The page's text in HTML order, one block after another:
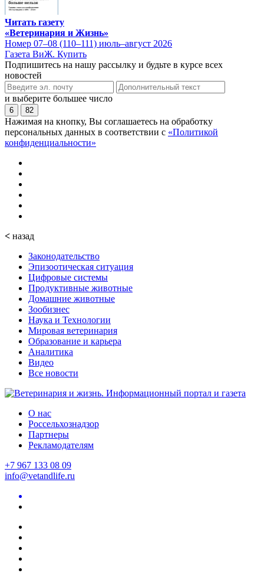
Читать газету
«Ветеринария и Жизнь»
Номер 07–08 (110–111) июль–август 2026
Газета ВиЖ. Купить
Подпишитесь на нашу рассылку и будьте в курсе всех
новостей
и выберите большее число
6 82
Нажимая на кнопку, Вы соглашаетесь на обработку
персональных данных в соответствии с «Политикой
конфиденциальности»
< назад
Законодательство
Эпизоотическая ситуация
Цифровые системы
Продуктивные животные
Домашние животные
Зообизнес
Наука и Технологии
Мировая ветеринария
Образование и карьера
Аналитика
Видео
Все новости
О нас
Россельхознадзор
Партнеры
Рекламодателям
+7 967 133 08 09
info@vetandlife.ru